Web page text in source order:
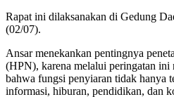
Rapat ini dilaksanakan di Gedung
(02/07).
Ansar menekankan pentingnya
(HPN), karena melalui peringatan ini
bahwa fungsi penyiaran tidak hanya
informasi, hiburan, pendidikan, dan